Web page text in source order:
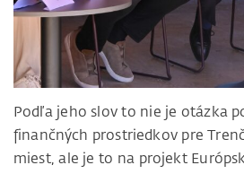
Podľa jeho slov to nie je otázka
finančných prostriedkov pre
miest, ale je to na projekt